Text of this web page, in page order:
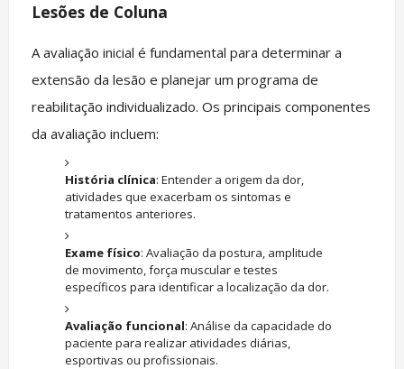
Lesões de Coluna
A avaliação inicial é fundamental para determinar a
extensão da lesão e planejar um programa de
reabilitação individualizado. Os principais componentes
da avaliação incluem:
História clínica: Entender a origem da dor,
atividades que exacerbam os sintomas e
tratamentos anteriores.
Exame físico: Avaliação da postura, amplitude
de movimento, força muscular e testes
específicos para identificar a localização da dor.
Avaliação funcional: Análise da capacidade do
paciente para realizar atividades diárias,
esportivas ou profissionais.